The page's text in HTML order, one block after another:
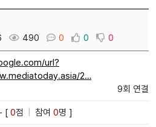
490 0 0 0
url?
2…
9회 연결
[ 0점 참여 0명 ]